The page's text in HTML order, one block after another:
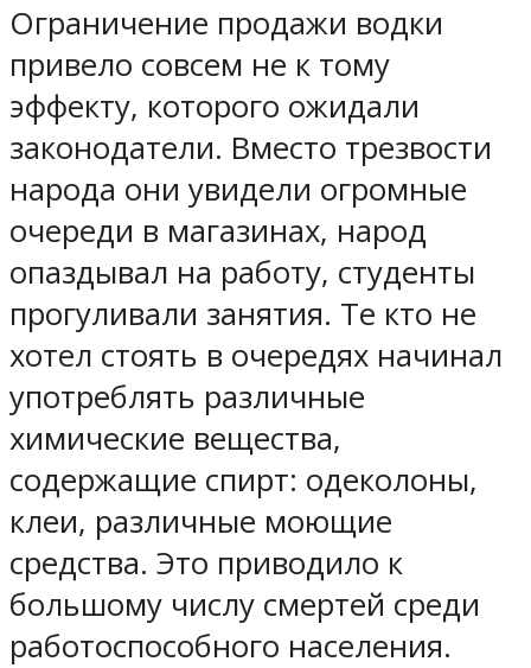
Ограничение продажи водки
привело совсем не к тому
эффекту, которого ожидали
законодатели. Вместо трезвости
народа они увидели огромные
очереди в магазинах, народ
опаздывал на работу, студенты
прогуливали занятия. Те кто не
хотел стоять в очередях начинал
употреблять различные
химические вещества,
содержащие спирт: одеколоны,
клеи, различные моющие
средства. Это приводило к
большому числу смертей среди
работоспособного населения.